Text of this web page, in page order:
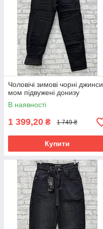
Чоловічі зимові чорні джинси
мом підвужені донизу
В наявності
1 399,20 ₴ 1 749 ₴
Купити